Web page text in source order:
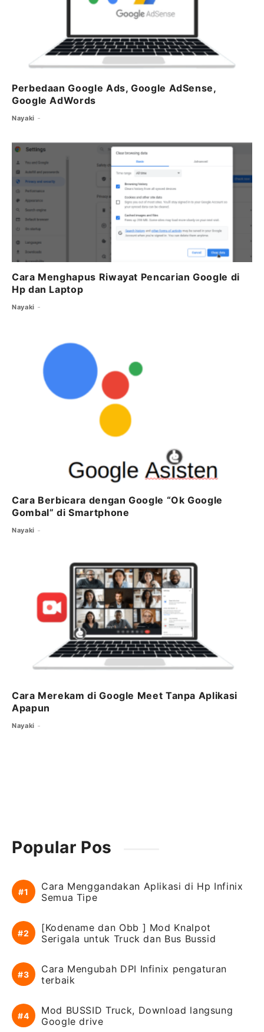
Perbedaan Google Ads, Google AdSense,
Google AdWords
Nayaki
Cara Menghapus Riwayat Pencarian Google di
Hp dan Laptop
Nayaki
Cara Berbicara dengan Google “Ok Google
Gombal” di Smartphone
Nayaki
Cara Merekam di Google Meet Tanpa Aplikasi
Apapun
Nayaki
Popular Pos
Cara Menggandakan Aplikasi di Hp Infinix
Semua Tipe
[Kodename dan Obb ] Mod Knalpot
Serigala untuk Truck dan Bus Bussid
Cara Mengubah DPI Infinix pengaturan
terbaik
Mod BUSSID Truck, Download langsung
Google drive